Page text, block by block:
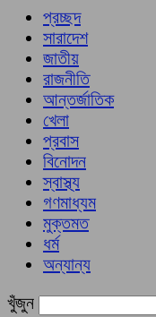
প্রচ্ছদ
সারাদেশ
জাতীয়
রাজনীতি
আন্তর্জাতিক
খেলা
প্রবাস
বিনোদন
স্বাস্থ্য
গণমাধ্যম
মুক্তমত
ধর্ম
অন্যান্য
খুঁজুন